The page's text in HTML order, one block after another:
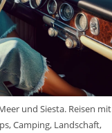
und Siesta. Reisen mit
Camping, Landschaft,